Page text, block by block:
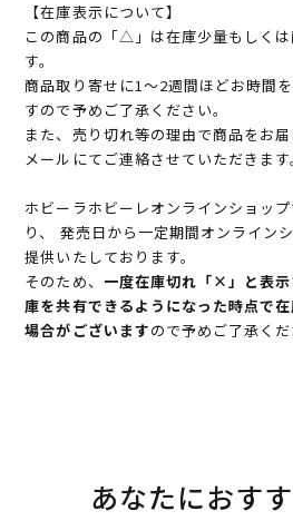
【在庫表示について】
この商品の「△」は在庫少量もしく
す。
商品取り寄せに1～2週間ほどお時間
すので予めご了承ください。
また、売り切れ等の理由で商品をお
メールにてご連絡させていただきます
ホビーラホビーレオンラインショッ
り、 発売日から一定期間オンライン
提供いたしております。
そのため、 一度在庫切れ「×」と表
庫を共有できるようになった時点で
場合がございますので予めご了承くだ
あなたにおす